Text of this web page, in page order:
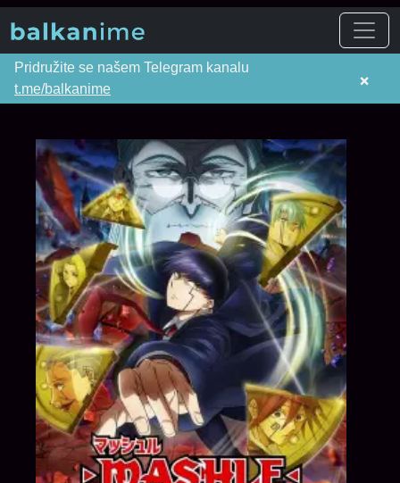
Pridružite se našem Telegram kanalu
t.me/balkanime
×